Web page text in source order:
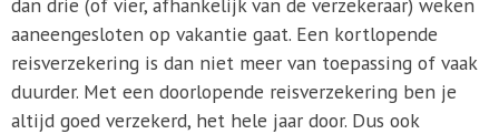
aaneengesloten op vakantie gaat. Een kortlopende
reisverzekering is dan niet meer van toepassing of vaak
duurder. Met een doorlopende reisverzekering ben je
altijd goed verzekerd, het hele jaar door. Dus ook